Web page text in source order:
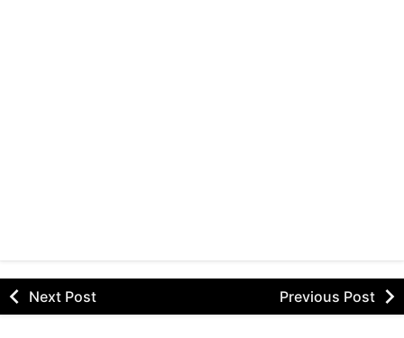
Next Post Previous Post